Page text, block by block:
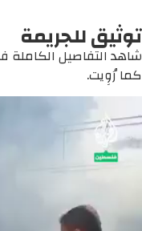
توثيق للجريمة
شاهد التفاصيل الكاملة
كما رُوِيت.